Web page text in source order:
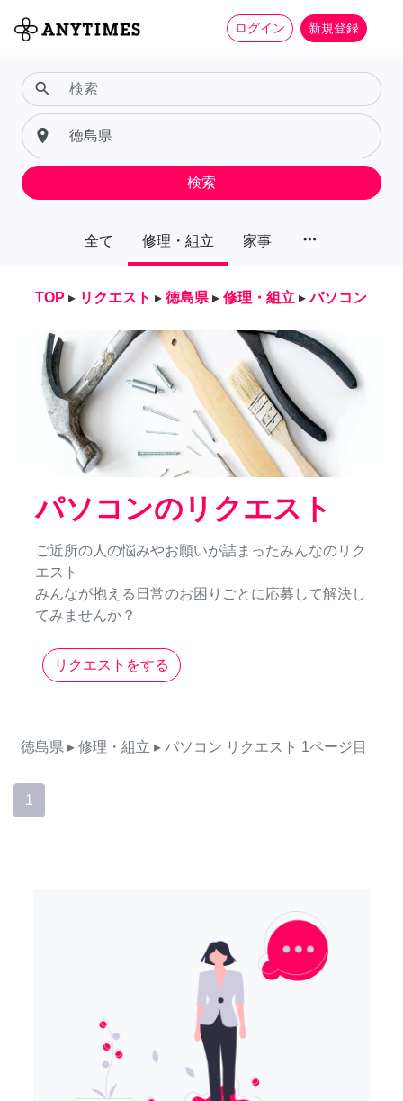
ログイン 新規登録
全て 修理・組立 家事 more_horiz
search
place
検索
TOP ▸ リクエスト ▸ 徳島県 ▸ 修理・組立 ▸ パソコン
パソコンのリクエスト
ご近所の人の悩みやお願いが詰まったみんなのリク
エスト
みんなが抱える日常のお困りごとに応募して解決し
てみませんか？
リクエストをする
徳島県 ▸ 修理・組立 ▸ パソコン リクエスト 1ページ目
1